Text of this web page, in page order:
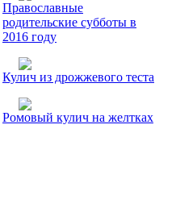
Православные
родительские субботы в
2016 году
Кулич из дрожжевого теста
Ромовый кулич на желтках